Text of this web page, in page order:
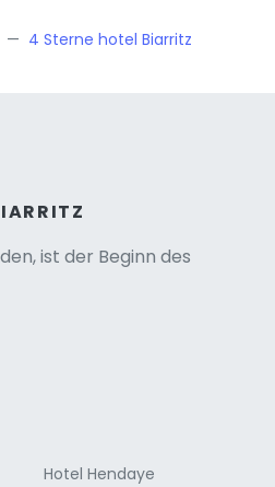
4 Sterne hotel Biarritz
ist der Beginn des
Hotel Hendaye